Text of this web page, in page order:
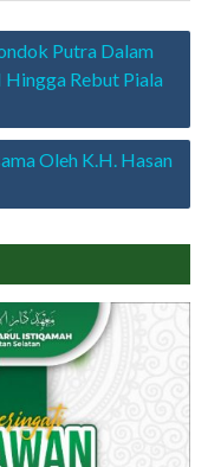
Putra Dalam
Rebut Piala
Oleh K.H. Hasan